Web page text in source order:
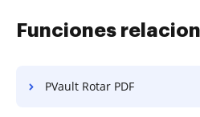
Funciones
PVault Rotar PDF